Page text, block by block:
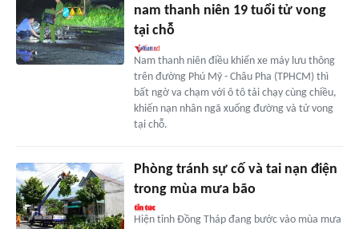
nam thanh niên 19 tuổi tử vong
tại chỗ
Nam thanh niên điều khiển xe máy lưu thông
trên đường Phú Mỹ - Châu Pha (TPHCM) thì
bất ngờ va chạm với ô tô tải chạy cùng chiều,
khiến nạn nhân ngã xuống đường và tử vong
tại chỗ.
Phòng tránh sự cố và tai nạn điện
trong mùa mưa bão
Hiện tỉnh Đồng Tháp đang bước vào mùa mưa